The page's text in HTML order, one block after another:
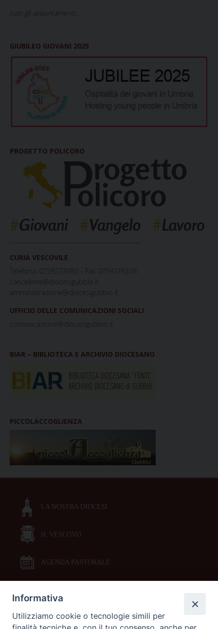
tutti gli appuntamenti...
GIUBILEO GIOVANI 2025
PROGETTO POLICORO
CURIA VESCOVILE
Telefono 0759273980 – Fax 0759276316
cancelliere@diocesigubbio.it
amministrazione@diocesigubbio.it
UFFICIO DELLE COMUNICAZIONI SOCIALI
comunicazione@diocesigubbio.it
BIAR – BIBLIOTECA E ARCHIVIO DIOCESANO
PICCOLACCOGLIENZA
LA NOSTRA DIOCESI
IL VESCOVO
AGENDA PASTORALE
DOCUMENTI PASTORALI
Informativa
Utilizziamo cookie o tecnologie simili per